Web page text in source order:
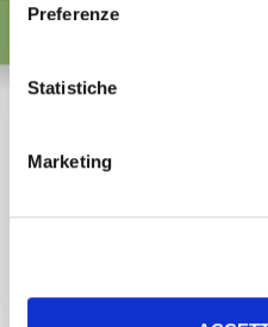
Preferenze
Statistiche
Marketing